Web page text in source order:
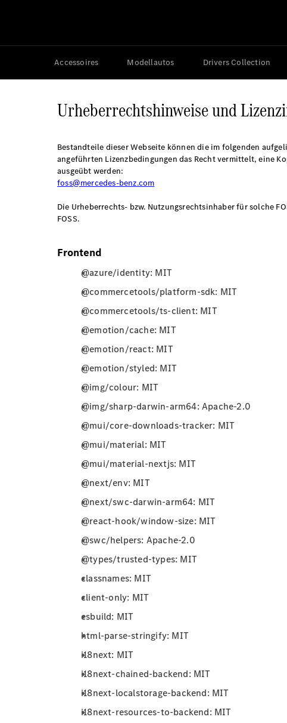
Accessoires Modellautos Drivers Collection
Urheberrechtshinweise und
Bestandteile dieser Webseite können die im folgenden
angeführten Lizenzbedingungen das Recht vermittelt, eine
ausgeübt werden:
foss@mercedes-benz.com
Die Urheberrechts- bzw. Nutzungsrechtsinhaber für solche
FOSS.
Frontend
@azure/identity: MIT
@commercetools/platform-sdk: MIT
@commercetools/ts-client: MIT
@emotion/cache: MIT
@emotion/react: MIT
@emotion/styled: MIT
@img/colour: MIT
@img/sharp-darwin-arm64: Apache-2.0
@mui/core-downloads-tracker: MIT
@mui/material: MIT
@mui/material-nextjs: MIT
@next/env: MIT
@next/swc-darwin-arm64: MIT
@react-hook/window-size: MIT
@swc/helpers: Apache-2.0
@types/trusted-types: MIT
classnames: MIT
client-only: MIT
esbuild: MIT
html-parse-stringify: MIT
i18next: MIT
i18next-chained-backend: MIT
i18next-localstorage-backend: MIT
i18next-resources-to-backend: MIT